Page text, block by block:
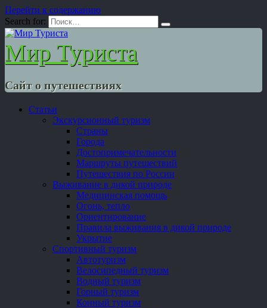
Перейти к содержанию
Search for:
Мир Туриста
Сайт о путешествиях
Статьи
Экскурсионный туризм
Страны
Города
Достопримечательности
Маршруты путешествий
Путешествия по России
Выживание в дикой природе
Медицинская помощь
Огонь, тепло
Ориентирование
Правила выживания в дикой природе
Укрытие
Спортивный туризм
Автотуризм
Велосипедный туризм
Водный туризм
Горный туризм
Конный туризм